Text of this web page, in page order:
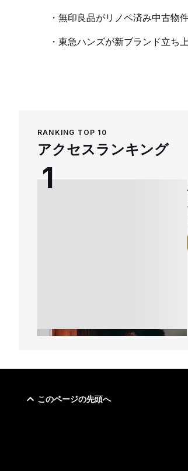
無印良品がリノベ済み中古物
東急ハンズが新ブランド立ち
RANKING TOP 10
アクセスランキング
このページの先頭へ